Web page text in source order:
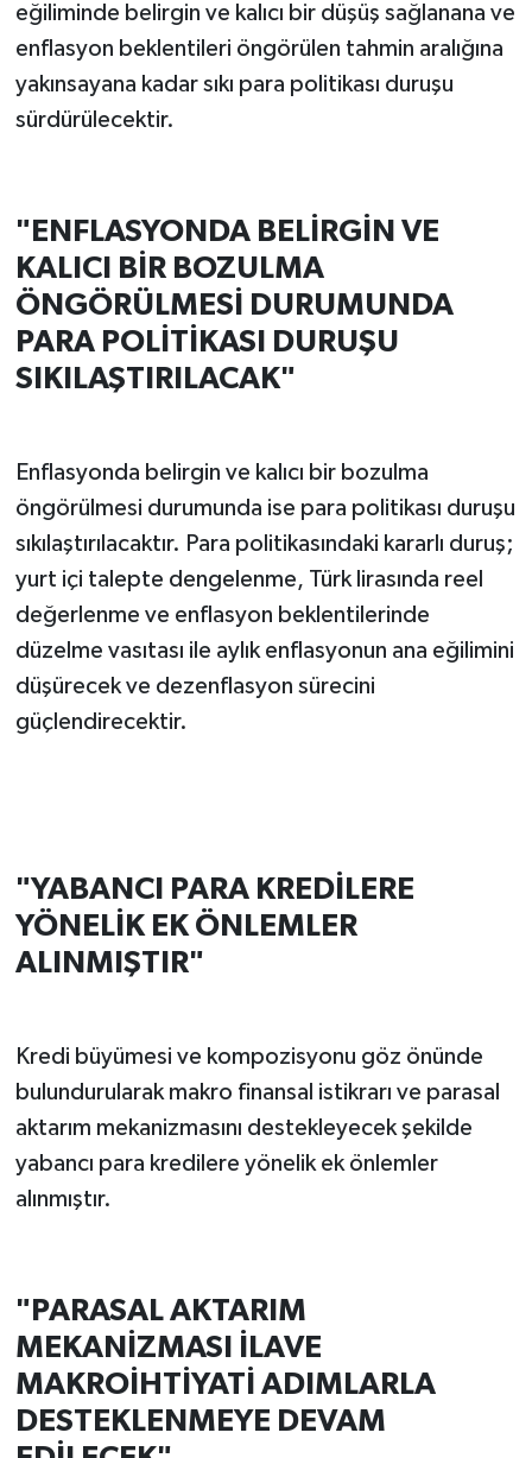
eğiliminde belirgin ve kalıcı bir düşüş sağlanana ve
enflasyon beklentileri öngörülen tahmin aralığına
yakınsayana kadar sıkı para politikası duruşu
sürdürülecektir.
"ENFLASYONDA BELİRGİN VE
KALICI BİR BOZULMA
ÖNGÖRÜLMESİ DURUMUNDA
PARA POLİTİKASI DURUŞU
SIKILAŞTIRILACAK"
Enflasyonda belirgin ve kalıcı bir bozulma
öngörülmesi durumunda ise para politikası duruşu
sıkılaştırılacaktır. Para politikasındaki kararlı duruş;
yurt içi talepte dengelenme, Türk lirasında reel
değerlenme ve enflasyon beklentilerinde
düzelme vasıtası ile aylık enflasyonun ana eğilimini
düşürecek ve dezenflasyon sürecini
güçlendirecektir.
"YABANCI PARA KREDİLERE
YÖNELİK EK ÖNLEMLER
ALINMIŞTIR"
Kredi büyümesi ve kompozisyonu göz önünde
bulundurularak makro finansal istikrarı ve parasal
aktarım mekanizmasını destekleyecek şekilde
yabancı para kredilere yönelik ek önlemler
alınmıştır.
"PARASAL AKTARIM
MEKANİZMASI İLAVE
MAKROİHTİYATİ ADIMLARLA
DESTEKLENMEYE DEVAM